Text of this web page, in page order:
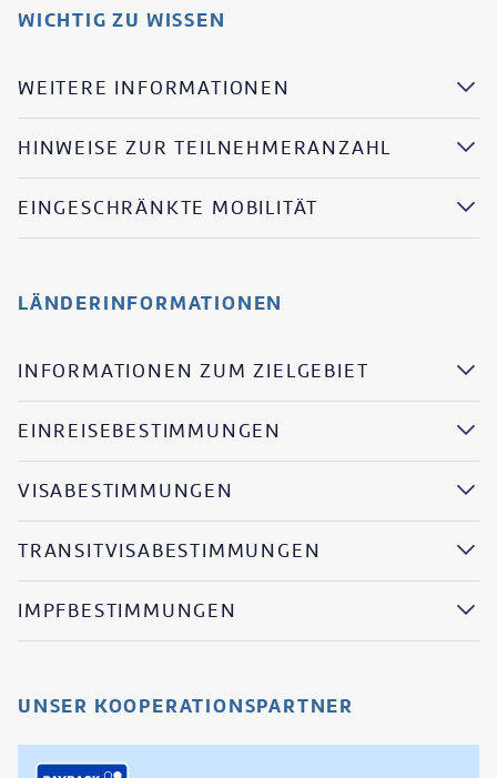
WICHTIG ZU WISSEN
WEITERE INFORMATIONEN
HINWEISE ZUR TEILNEHMERANZAHL
EINGESCHRÄNKTE MOBILITÄT
LÄNDERINFORMATIONEN
INFORMATIONEN ZUM ZIELGEBIET
EINREISEBESTIMMUNGEN
VISABESTIMMUNGEN
TRANSITVISABESTIMMUNGEN
IMPFBESTIMMUNGEN
UNSER KOOPERATIONSPARTNER